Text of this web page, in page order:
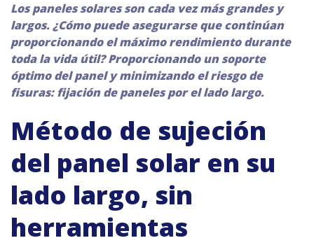
Los paneles solares son cada vez más grandes y
largos. ¿Cómo puede asegurarse que continúan
proporcionando el máximo rendimiento durante
toda la vida útil? Proporcionando un soporte
óptimo del panel y minimizando el riesgo de
fisuras: fijación de paneles por el lado largo.
Método de sujeción
del panel solar en su
lado largo, sin
herramientas